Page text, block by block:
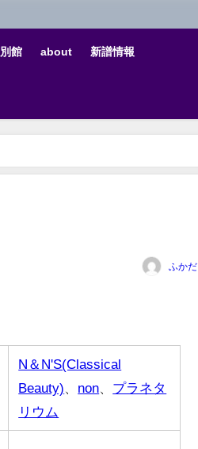
別館 about 新譜情報
ふかだ
N＆N'S(Classical
Beauty)
non
プラネタ
リウム